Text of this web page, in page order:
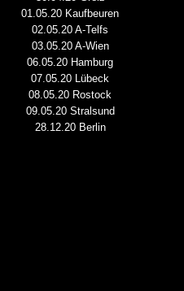
01.05.20 Kaufbeuren
02.05.20 A-Telfs
03.05.20 A-Wien
06.05.20 Hamburg
07.05.20 Lübeck
08.05.20 Rostock
09.05.20 Stralsund
28.12.20 Berlin